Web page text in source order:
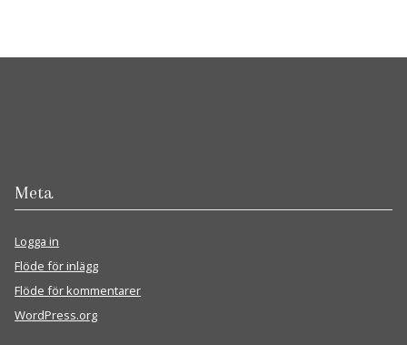
Meta
Logga in
Flöde för inlägg
Flöde för kommentarer
WordPress.org